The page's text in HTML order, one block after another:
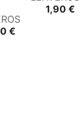
€Precio
1,90 €